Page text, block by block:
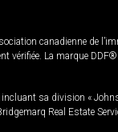
canadienne de
La marque
incluant sa division «
Real Estate